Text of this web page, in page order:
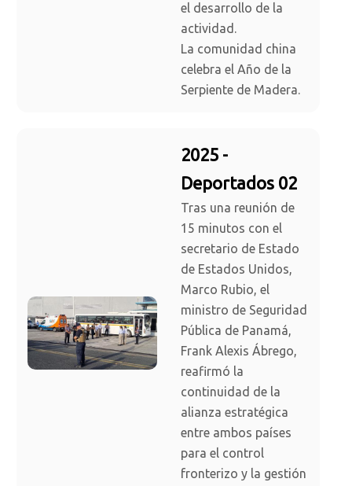
el desarrollo de la
actividad.
La comunidad china
celebra el Año de la
Serpiente de Madera.
2025 -
Deportados 02
Tras una reunión de
15 minutos con el
secretario de Estado
de Estados Unidos,
Marco Rubio, el
ministro de Seguridad
Pública de Panamá,
Frank Alexis Ábrego,
reafirmó la
continuidad de la
alianza estratégica
entre ambos países
para el control
fronterizo y la gestión